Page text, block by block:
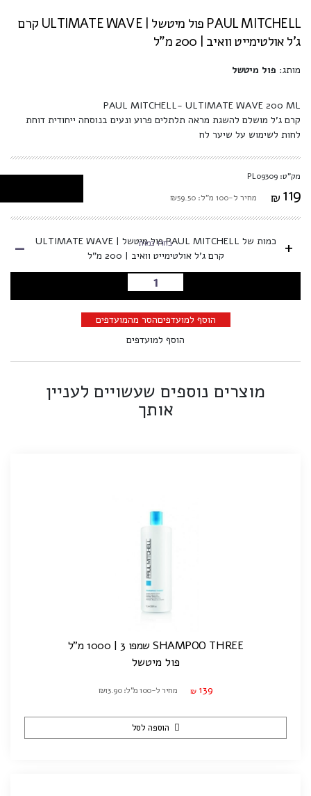
PAUL MITCHELL פול מיטשל | ULTIMATE WAVE קרם
ג'ל אולטימייט וואיב | 200 מ"ל
מותג: פול מיטשל
PAUL MITCHELL- ULTIMATE WAVE 200 ML
קרם ג'ל מושלם להשגת מראה תלתלים פרוע ונעים בנוסחה ייחודית דוחת
לחות לשימוש על שיער לח
מק"ט: PL09309
₪ 119 מחיר ל-100 מ"ל: ₪59.50
+
כמות של PAUL MITCHELL פול מיטשל | ULTIMATE WAVE
קרם ג'ל אולטימייט וואיב | 200 מ"ל
בחרו כמות -
הוספה לסל
הוסף למועדפיםהסר מהמועדפים
הוסף למועדפים
מוצרים נוספים שעשויים לעניין
אותך
SHAMPOO THREE שמפו 3 | 1000 מ"ל
פול מיטשל
₪ 139 מחיר ל-100 מ"ל: ₪13.90
הוספה לסל